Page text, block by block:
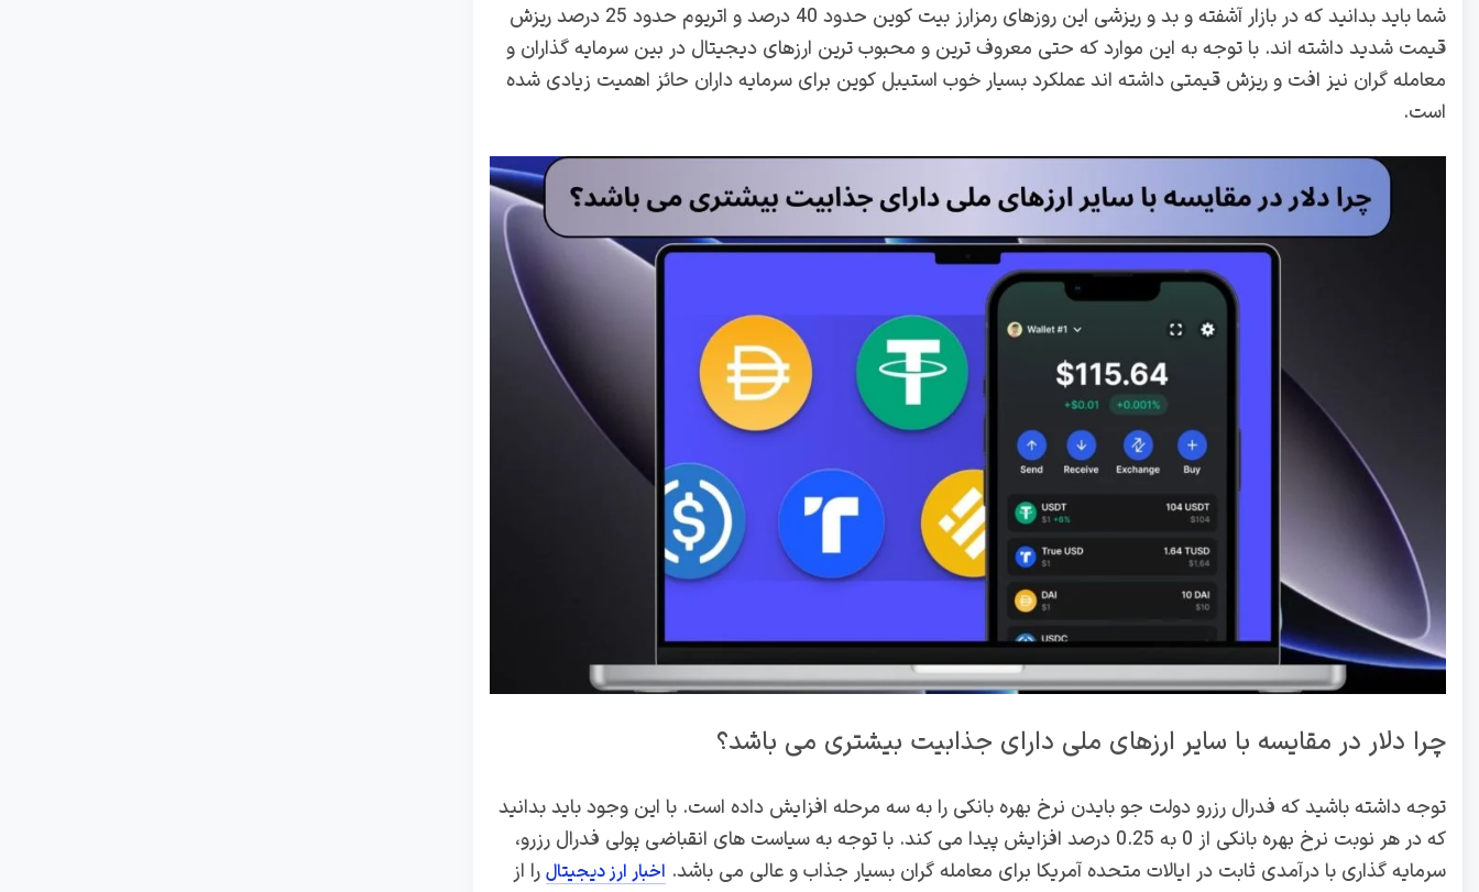
شما باید بدانید که در بازار آشفته و بد و ریزشی این روزهای رمزارز بیت کوین حدود 40 درصد و اتریوم حدود 25 درصد ریزش
قیمت شدید داشته اند. با توجه به این موارد که حتی معروف ترین و محبوب ترین ارزهای دیجیتال در بین سرمایه گذاران و
معامله گران نیز افت و ریزش قیمتی داشته اند عملکرد بسیار خوب استیبل کوین برای سرمایه داران حائز اهمیت زیادی شده
است.
چرا دلار در مقایسه با سایر ارزهای ملی دارای جذابیت بیشتری می باشد؟
توجه داشته باشید که فدرال رزرو دولت جو بایدن نرخ بهره بانکی را به سه مرحله افزایش داده است. با این وجود باید بدانید
که در هر نوبت نرخ بهره بانکی از 0 به 0.25 درصد افزایش پیدا می کند. با توجه به سیاست های انقباضی پولی فدرال رزرو،
سرمایه گذاری با درآمدی ثابت در ایالات متحده آمریکا برای معامله گران بسیار جذاب و عالی می باشد. اخبار ارز دیجیتال را از